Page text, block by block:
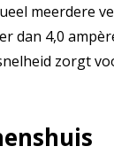
meerdere
dan 4,0
zorgt